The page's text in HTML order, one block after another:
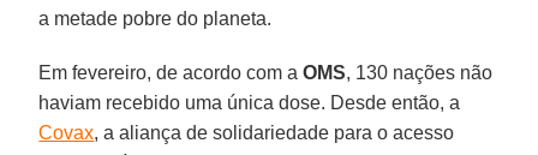
a metade pobre do planeta.
Em fevereiro, de acordo com aOMS, 130 nações não
haviam recebido uma única dose. Desde então, a
Covax, a aliança de solidariedade para o acesso